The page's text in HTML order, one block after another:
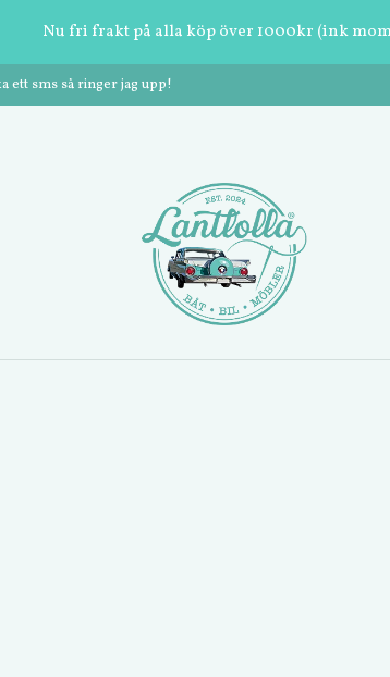
Nu fri frakt på alla köp över 1000kr (ink
ett sms så ringer jag upp!